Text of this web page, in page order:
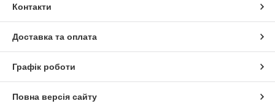
Контакти
Доставка та оплата
Графік роботи
Повна версія сайту